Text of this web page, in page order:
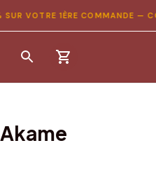
1ÈRE COMMANDE — CODE